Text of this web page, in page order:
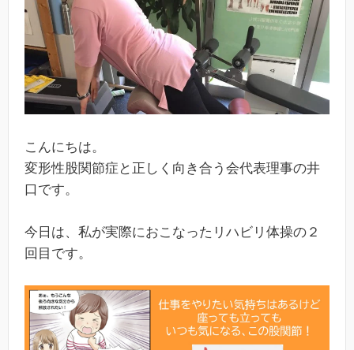
こんにちは。
変形性股関節症と正しく向き合う会代表理事の井
口です。
今日は、私が実際におこなったリハビリ体操の２
回目です。